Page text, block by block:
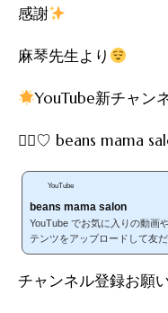
感謝
麻琴先生より
YouTube新チャン
∵⃝♡ beans mama
YouTube
beans mama salon
YouTube でお気に入りの動画
テンツをアップロードして友だ
チャンネル登録お願